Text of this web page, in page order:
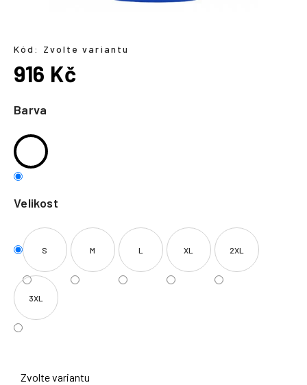
Barva
Velikost
S M L XL 2XL
3XL
Zvolte variantu
Kód: Zvolte variantu
916 Kč
cena:
í
t
?